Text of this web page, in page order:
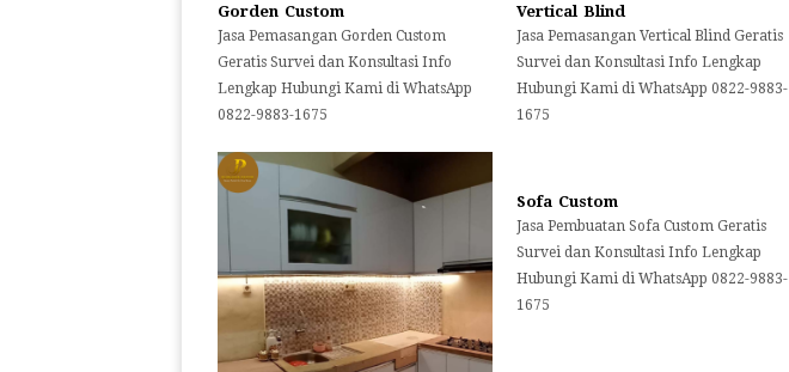
Gorden Custom
Jasa Pemasangan Gorden Custom
Geratis Survei dan Konsultasi Info
Lengkap Hubungi Kami di WhatsApp
0822-9883-1675
Vertical Blind
Jasa Pemasangan Vertical Blind Geratis
Survei dan Konsultasi Info Lengkap
Hubungi Kami di WhatsApp 0822-9883-
1675
Sofa Custom
Jasa Pembuatan Sofa Custom Geratis
Survei dan Konsultasi Info Lengkap
Hubungi Kami di WhatsApp 0822-9883-
1675